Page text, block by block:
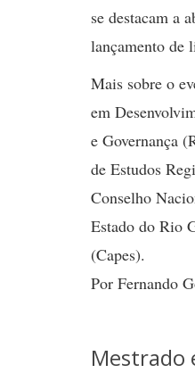
se destacam a
lançamento de
Mais sobre o
em
e Governança
de Estudos
Conselho
Estado do Rio
(Capes).
Por Fernando
Mestrado